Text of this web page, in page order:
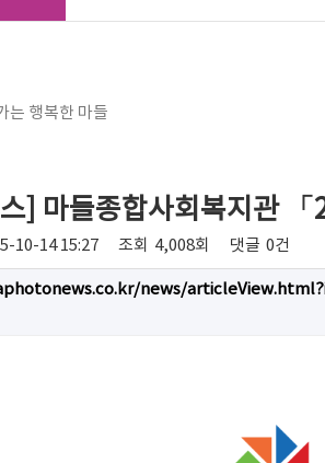
는 행복한 마들
] 마들종합사회복지관
10-14 15:27 조회 4,008회 댓글 0건
news/